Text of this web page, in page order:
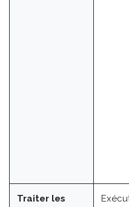
Traiter les